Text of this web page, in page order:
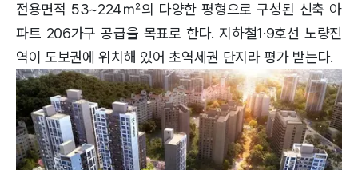
전용면적 53~224㎡의 다양한 평형으로 구성된 신축 아
파트 206가구 공급을 목표로 한다. 지하철1·9호선 노량진
역이 도보권에 위치해 있어 초역세권 단지라 평가 받는다.